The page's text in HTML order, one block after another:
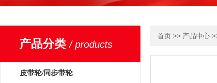
产品分类/ products
皮带轮/同步带轮
首页 >> 产品中心